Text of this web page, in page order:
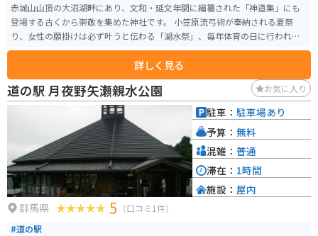
赤城山山頂の大沼湖畔にあり、文和・延文年間に編纂された「神道集」にも
登場する古くから崇敬を集めた神社です。 小笠原流弓術が奉納される夏祭
り、女性の願掛けは必ず叶うと伝わる「湖水祭」、毎年体育の日に行われる
秋祭りなどの行事で親しまれているほか、御神体として信仰されてきた大
沼、小沼の湿原に咲く水芭蕉、レンゲツツジ、ニッコウキスゲといった、花
の名所、秋は紅葉の名所として多くの行楽客が訪れています。 厳冬には樹氷
も見られ、湧水は「御神水」として江戸幕府の保護を受けて今も「山開き
祭・例大祭」の際はこの水を持ち帰り、豊作を願って田の口に注ぐ習慣があ
詳しく見る
道の駅 月夜野矢瀬親水公園 お気に入り
群馬県 5 （口コミ1件）
#道の駅
駐車： 駐車場あり
予算： 無料
混雑： 普通
滞在： 1時間
施設： 屋内